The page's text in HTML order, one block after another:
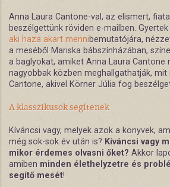
Anna Laura Cantone-val, az elismert,
beszélgettünk röviden e-mailben.
aki haza akart mennibemutatójára,
a meséből Mariska bábszínházában,
a baglyokat, amiket Anna Laura Cantone
nagyobbak közben meghallgathatják, mit
Cantone, akivel Körner Júlia fog
A klasszikusok segítenek
Kíváncsi vagy, melyek azok a könyvek,
még sok-sok év után is? Kíváncsi vagy
mikor érdemes olvasni őket? Akkor
amiben minden élethelyzetre és
segítő mesét!